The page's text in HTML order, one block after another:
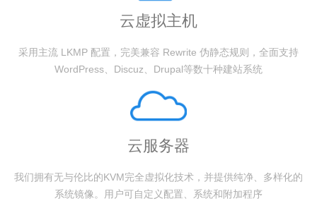
云虚拟主机
采用主流 LKMP 配置，完美兼容 Rewrite 伪静态规则，全面支持
WordPress、Discuz、Drupal等数十种建站系统
云服务器
我们拥有无与伦比的KVM完全虚拟化技术，并提供纯净、多样化的
系统镜像。用户可自定义配置、系统和附加程序